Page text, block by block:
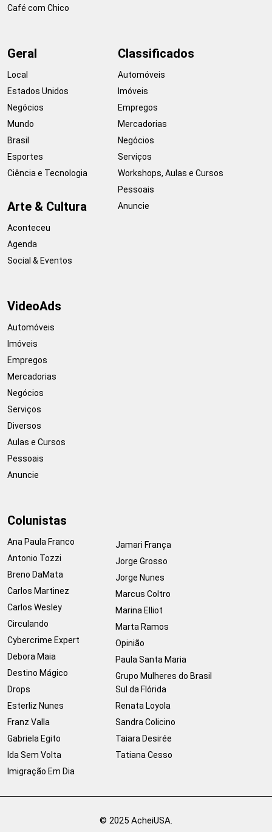
Café com Chico
Geral
Local
Estados Unidos
Negócios
Mundo
Brasil
Esportes
Ciência e Tecnologia
Arte & Cultura
Aconteceu
Agenda
Social & Eventos
Classificados
Automóveis
Imóveis
Empregos
Mercadorias
Negócios
Serviços
Workshops, Aulas e Cursos
Pessoais
Anuncie
VideoAds
Automóveis
Imóveis
Empregos
Mercadorias
Negócios
Serviços
Diversos
Aulas e Cursos
Pessoais
Anuncie
Colunistas
Ana Paula Franco
Antonio Tozzi
Breno DaMata
Carlos Martinez
Carlos Wesley
Circulando
Cybercrime Expert
Debora Maia
Destino Mágico
Drops
Esterliz Nunes
Franz Valla
Gabriela Egito
Ida Sem Volta
Imigração Em Dia
Jamari França
Jorge Grosso
Jorge Nunes
Marcus Coltro
Marina Elliot
Marta Ramos
Opinião
Paula Santa Maria
Grupo Mulheres do Brasil
Sul da Flórida
Renata Loyola
Sandra Colicino
Taiara Desirée
Tatiana Cesso
© 2025 AcheiUSA.